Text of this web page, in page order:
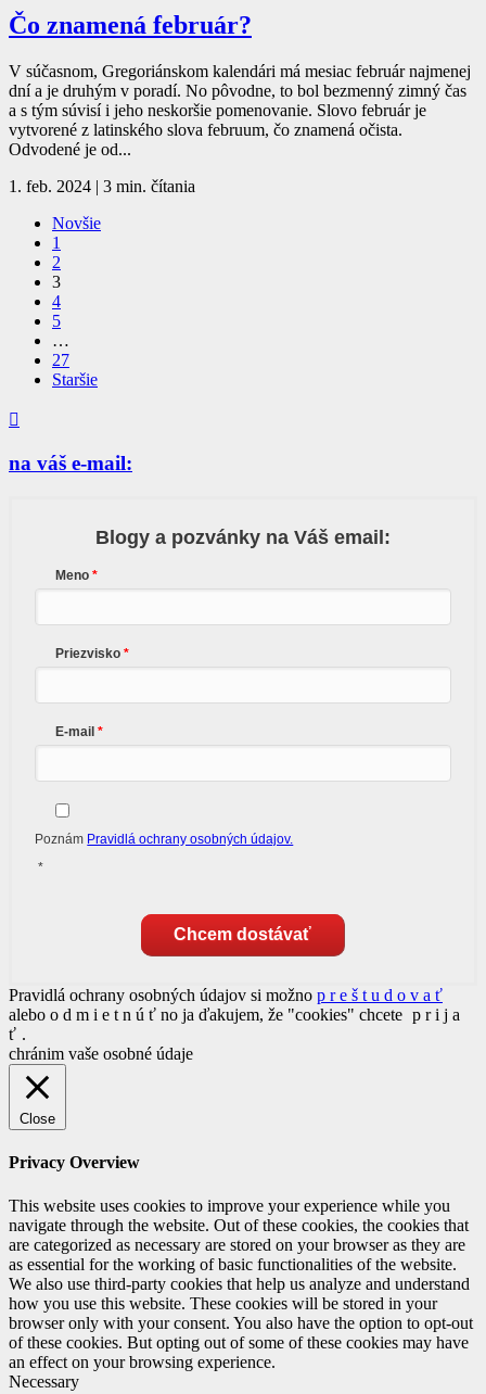
Čo znamená február?
V súčasnom, Gregoriánskom kalendári má mesiac február najmenej
dní a je druhým v poradí. No pôvodne, to bol bezmenný zimný čas
a s tým súvisí i jeho neskoršie pomenovanie. Slovo február je
vytvorené z latinského slova februum, čo znamená očista.
Odvodené je od...
1. feb. 2024 | 3 min. čítania
Novšie
1
2
3
4
5
…
27
Staršie

na váš e-mail:
Blogy a pozvánky na Váš email:
Meno
Priezvisko
E-mail
Poznám Pravidlá ochrany osobných údajov.
*
Chcem dostávať
Pravidlá ochrany osobných údajov si možno p r e š t u d o v a ť
alebo o d m i e t n ú ť no ja ďakujem, že "cookies" chcete p r i j a
ť .
chránim vaše osobné údaje
Close
Privacy Overview
This website uses cookies to improve your experience while you
navigate through the website. Out of these cookies, the cookies that
are categorized as necessary are stored on your browser as they are
as essential for the working of basic functionalities of the website.
We also use third-party cookies that help us analyze and understand
how you use this website. These cookies will be stored in your
browser only with your consent. You also have the option to opt-out
of these cookies. But opting out of some of these cookies may have
an effect on your browsing experience.
Necessary